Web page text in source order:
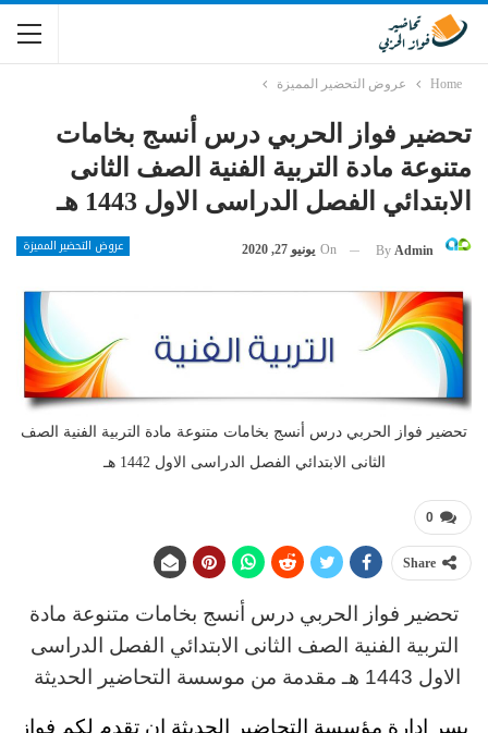
Home عروض التحضير المميزة
تحضير فواز الحربي درس أنسج بخامات
متنوعة مادة التربية الفنية الصف الثانى
الابتدائي الفصل الدراسى الاول 1443 هـ
عروض التحضير المميزة By Admin
On يونيو 27, 2020
تحضير فواز الحربي درس أنسج بخامات متنوعة مادة التربية الفنية الصف
الثانى الابتدائي الفصل الدراسى الاول 1442 هـ
0
Share
تحضير فواز الحربي درس أنسج بخامات متنوعة مادة
التربية الفنية الصف الثانى الابتدائي الفصل الدراسى
الاول 1443 هـ
مقدمة من موسسة التحاضير الحديثة
يسر ادارة مؤسسة التحاضير الحديثة ان تقدم لكم فواز